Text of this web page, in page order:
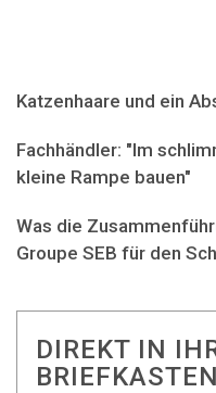
Katzenhaare und ein
Fachhändler: "Im
kleine Rampe bauen"
Was die
Groupe SEB für den
DIREKT IN
BRIEFKASTEN